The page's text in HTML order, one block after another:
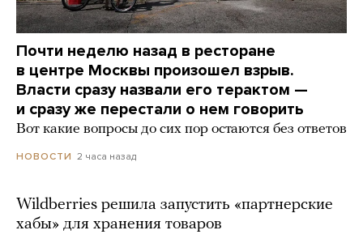
Почти неделю назад в ресторане
в центре Москвы произошел взрыв.
Власти сразу назвали его терактом —
и сразу же перестали о нем говорить
Вот какие вопросы до сих пор остаются без ответов
НОВОСТИ 2 часа назад
Wildberries решила запустить «партнерские
хабы» для хранения товаров